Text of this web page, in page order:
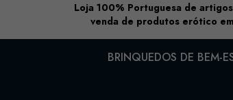
Loja 100% Portuguesa de
venda de produtos erótico
BRINQUEDOS DE BEM-